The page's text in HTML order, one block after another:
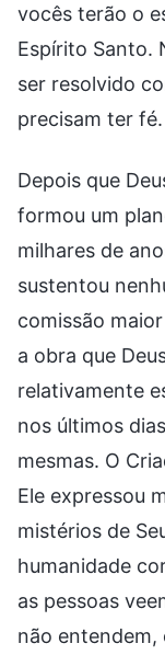
vocês terão o
Espírito Santo.
ser resolvido
precisam ter fé.
Depois que
formou um
milhares de
sustentou
comissão
a obra que
relativamente
nos últimos
mesmas. O
Ele expressou
mistérios de
humanidade
as pessoas
não entendem,